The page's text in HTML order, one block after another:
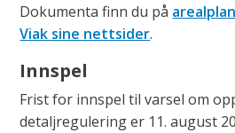
Dokumenta finn du på
Viak sine nettsider.
Innspel
Frist for innspel til varsel om
detaljregulering er 11. august